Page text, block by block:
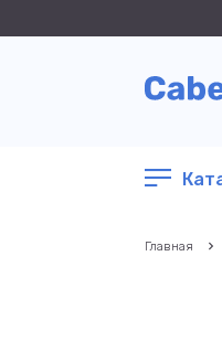
Главная